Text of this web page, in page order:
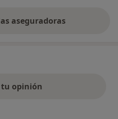
aseguradoras
opinión